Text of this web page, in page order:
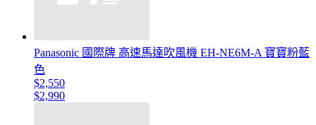
Panasonic 國際牌 高速馬達吹風機 EH-NE6M-A 寶寶粉藍
色
$2,550
$2,990